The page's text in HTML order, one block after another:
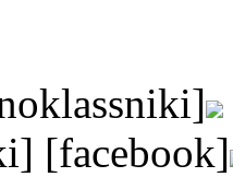
[facebook]